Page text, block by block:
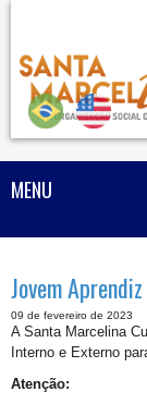
MENU
Jovem Aprendiz
09 de fevereiro de 2023
A Santa Marcelina
Interno e Externo
Atenção: